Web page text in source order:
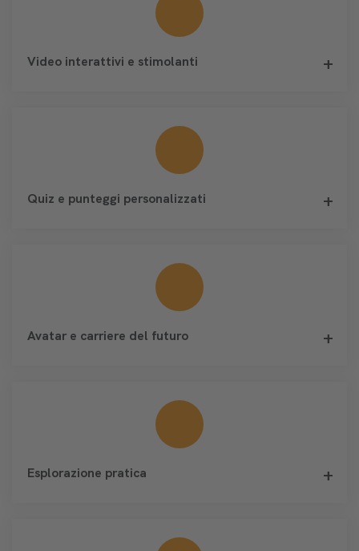
Video interattivi e stimolanti
Quiz e punteggi personalizzati
Avatar e carriere del futuro
Esplorazione pratica